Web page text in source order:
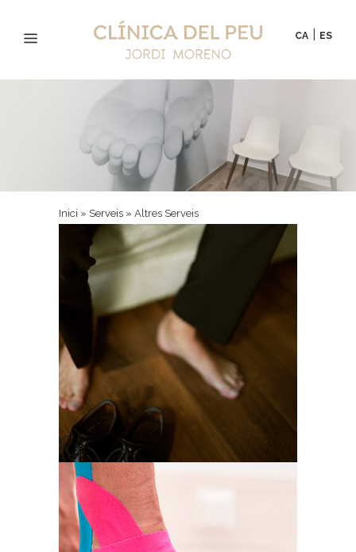
CA ES
Inici » Serveis » Altres Serveis